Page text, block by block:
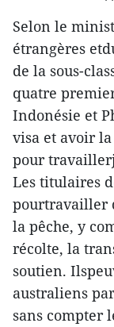
Selon le
étrangères
de la sous-
quatre
Indonésie et
visa et avoir
pour
Les titulaires
pourtravailler
la pêche, y
récolte, la
soutien.
australiens
sans compter